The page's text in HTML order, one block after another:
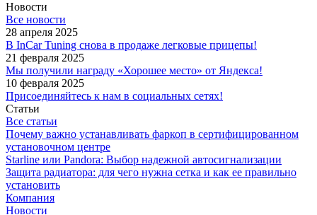
Новости
Все новости
28 апреля 2025
В InCar Tuning снова в продаже легковые прицепы!
21 февраля 2025
Мы получили награду «Хорошее место» от Яндекса!
10 февраля 2025
Присоединяйтесь к нам в социальных сетях!
Статьи
Все статьи
Почему важно устанавливать фаркоп в сертифицированном
установочном центре
Starline или Pandora: Выбор надежной автосигнализации
Защита радиатора: для чего нужна сетка и как ее правильно
установить
Компания
Новости